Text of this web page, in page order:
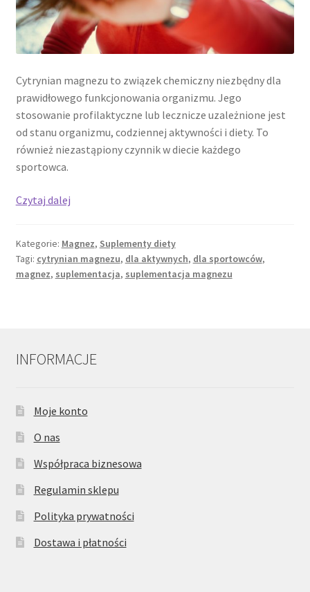
Cytrynian magnezu to związek chemiczny niezbędny dla
prawidłowego funkcjonowania organizmu. Jego
stosowanie profilaktyczne lub lecznicze uzależnione jest
od stanu organizmu, codziennej aktywności i diety. To
również niezastąpiony czynnik w diecie każdego
sportowca.
Czytaj dalejCytrynian
aktywnych
Kategorie: Magnez, Suplementy diety
Tagi: cytrynian magnezu, dla aktywnych, dla sportowców,
magnez, suplementacja, suplementacja magnezu
INFORMACJE
Moje konto
O nas
Współpraca biznesowa
Regulamin sklepu
Polityka prywatności
Dostawa i płatności